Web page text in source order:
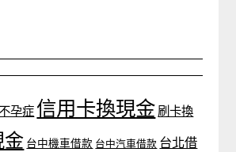
孕症 信用卡換現金 刷卡換
金 台中機車借款 台中汽車借款 台北借